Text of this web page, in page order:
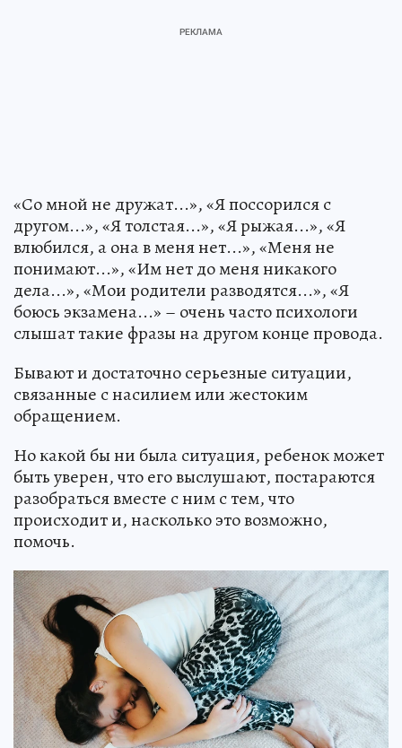
«Со мной не дружат...», «Я поссорился с
другом...», «Я толстая...», «Я рыжая...», «Я
влюбился, а она в меня нет...», «Меня не
понимают...», «Им нет до меня никакого
дела...», «Мои родители разводятся...», «Я
боюсь экзамена...» – очень часто психологи
слышат такие фразы на другом конце провода.
Бывают и достаточно серьезные ситуации,
связанные с насилием или жестоким
обращением.
Но какой бы ни была ситуация, ребенок может
быть уверен, что его выслушают, постараются
разобраться вместе с ним с тем, что
происходит и, насколько это возможно,
помочь.